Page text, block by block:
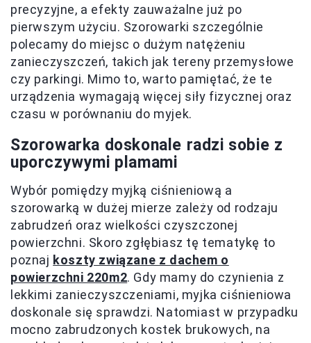
precyzyjne, a efekty zauważalne już po
pierwszym użyciu. Szorowarki szczególnie
polecamy do miejsc o dużym natężeniu
zanieczyszczeń, takich jak tereny przemysłowe
czy parkingi. Mimo to, warto pamiętać, że te
urządzenia wymagają więcej siły fizycznej oraz
czasu w porównaniu do myjek.
Szorowarka doskonale radzi sobie z
uporczywymi plamami
Wybór pomiędzy myjką ciśnieniową a
szorowarką w dużej mierze zależy od rodzaju
zabrudzeń oraz wielkości czyszczonej
powierzchni. Skoro zgłębiasz tę tematykę to
poznaj koszty związane z dachem o
powierzchni 220m2. Gdy mamy do czynienia z
lekkimi zanieczyszczeniami, myjka ciśnieniowa
doskonale się sprawdzi. Natomiast w przypadku
mocno zabrudzonych kostek brukowych, na